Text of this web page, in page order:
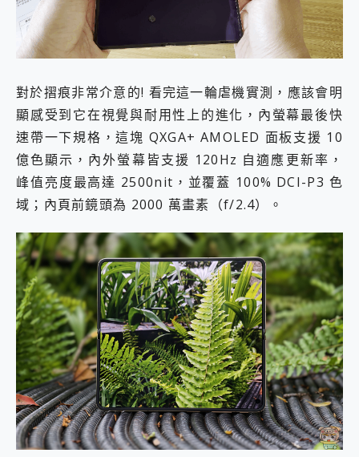
對於摺痕非常介意的! 看完這一輪虐機實測，應該會明
顯感受到它在視覺與耐用性上的進化，內螢幕最後快
速帶一下規格，這塊 QXGA+ AMOLED 面板支援 10
億色顯示，內外螢幕皆支援 120Hz 自適應更新率，
峰值亮度最高達 2500nit，並覆蓋 100% DCI-P3 色
域；內頁前鏡頭為 2000 萬畫素（f/2.4）。